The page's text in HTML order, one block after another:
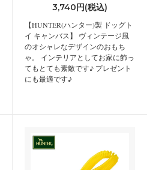
3,740円(税込)
【HUNTER(ハンター)製 ドッグト
イ キャンバス】 ヴィンテージ風
のオシャレなデザインのおもち
ゃ。 インテリアとしてお家に飾っ
てもとても素敵です♪ プレゼント
にも最適です♪